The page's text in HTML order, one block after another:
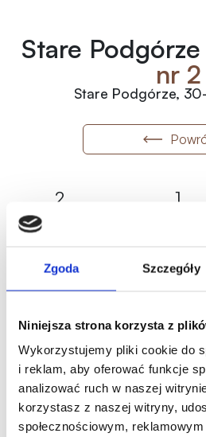
Zgoda Szczegóły
Niniejsza strona korzysta z
Wykorzystujemy pliki cookie do
i reklam, aby oferować funkcje
analizować ruch w naszej
korzystasz z naszej witryny,
społecznościowym,
Stare Podgórze
nr 2
Stare Podgórze,
Numer
2 1
Oferta
Karta